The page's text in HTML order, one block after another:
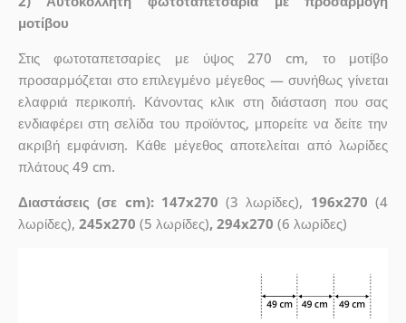
μοτίβου
Στις φωτοταπετσαρίες με ύψος 270 cm, το μοτίβο
προσαρμόζεται στο επιλεγμένο μέγεθος — συνήθως γίνεται
ελαφριά περικοπή. Κάνοντας κλικ στη διάσταση που σας
ενδιαφέρει στη σελίδα του προϊόντος, μπορείτε να δείτε την
ακριβή εμφάνιση. Κάθε μέγεθος αποτελείται από λωρίδες
πλάτους 49 cm.
Διαστάσεις (σε cm): 147x270 (3 λωρίδες), 196x270 (4
λωρίδες), 245x270 (5 λωρίδες), 294x270 (6 λωρίδες)